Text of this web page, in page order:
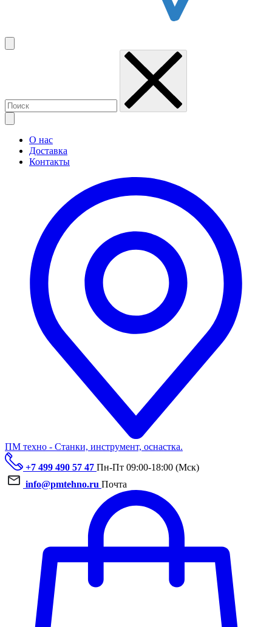
О нас
Доставка
Контакты
ПМ техно - Станки, инструмент, оснастка.
+7 499 490 57 47 Пн-Пт 09:00-18:00 (Мск)
info@pmtehno.ru Почта